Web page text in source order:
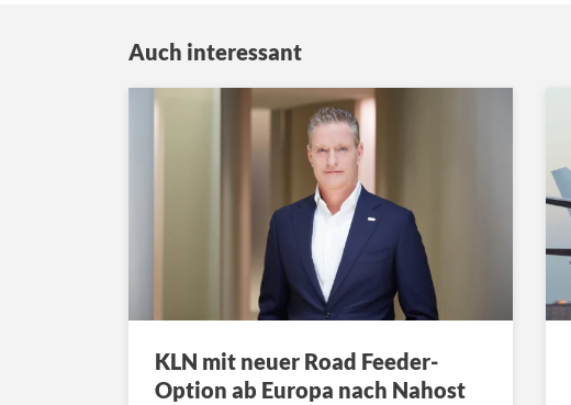
Auch interessant
KLN mit neuer Road Feeder-
Option ab Europa nach Nahost